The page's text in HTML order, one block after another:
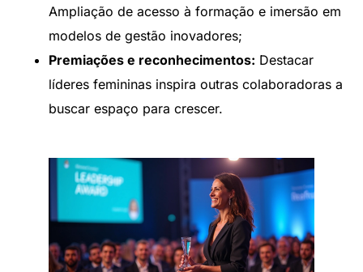
Ampliação de acesso à formação e imersão em
modelos de gestão inovadores;
Premiações e reconhecimentos: Destacar
líderes femininas inspira outras colaboradoras a
buscar espaço para crescer.